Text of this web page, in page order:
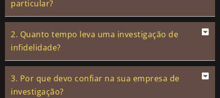
particular?
2. Quanto tempo leva uma investigação de
infidelidade?
3. Por que devo confiar na sua empresa de
investigação?